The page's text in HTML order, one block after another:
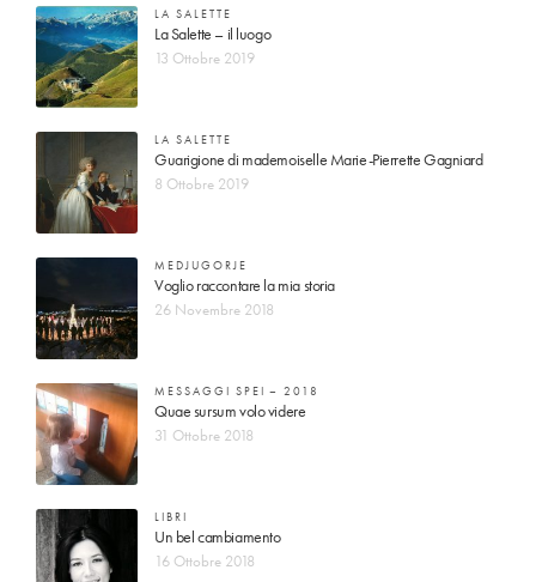
LA SALETTE
La Salette – il luogo
13 Ottobre 2019
LA SALETTE
Guarigione di mademoiselle Marie-Pierrette Gagniard
8 Ottobre 2019
MEDJUGORJE
Voglio raccontare la mia storia
26 Novembre 2018
MESSAGGI SPEI – 2018
Quae sursum volo videre
31 Ottobre 2018
LIBRI
Un bel cambiamento
16 Ottobre 2018